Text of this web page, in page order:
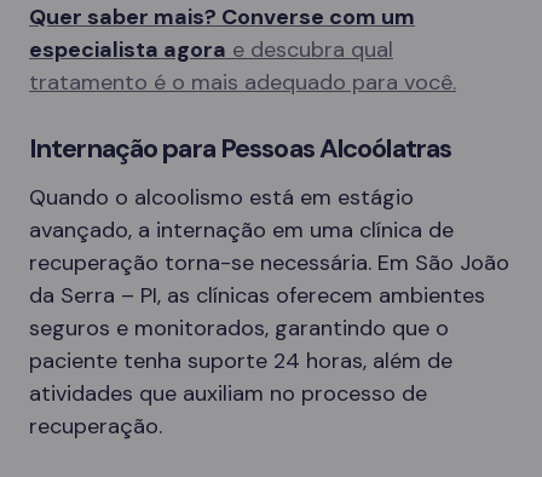
Quer saber mais? Converse com um
especialista agora e descubra qual
tratamento é o mais adequado para você.
Internação para Pessoas Alcoólatras
Quando o alcoolismo está em estágio
avançado, a internação em uma clínica de
recuperação torna-se necessária. Em São João
da Serra – PI, as clínicas oferecem ambientes
seguros e monitorados, garantindo que o
paciente tenha suporte 24 horas, além de
atividades que auxiliam no processo de
recuperação.